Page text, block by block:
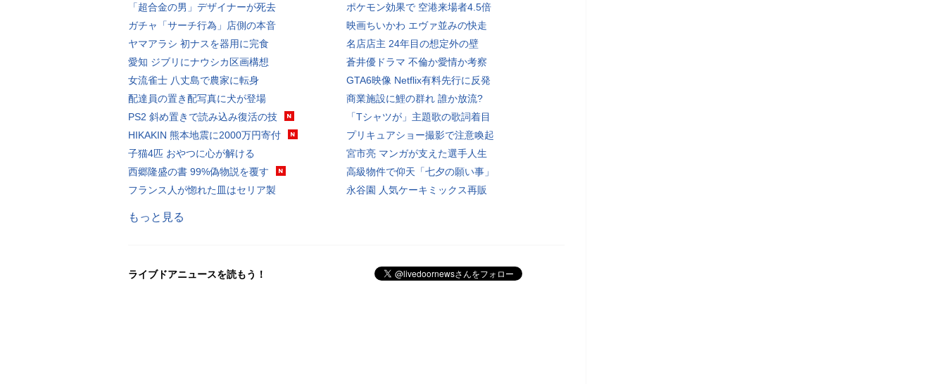
「超合金の男」デザイナーが死去
ガチャ「サーチ行為」店側の本音
ヤマアラシ 初ナスを器用に完食
愛知 ジブリにナウシカ区画構想
女流雀士 八丈島で農家に転身
配達員の置き配写真に犬が登場
PS2 斜め置きで読み込み復活の技
HIKAKIN 熊本地震に2000万円寄付
子猫4匹 おやつに心が解ける
西郷隆盛の書 99%偽物説を覆す
フランス人が惚れた皿はセリア製
ポケモン効果で 空港来場者4.5倍
映画ちいかわ エヴァ並みの快走
名店店主 24年目の想定外の壁
蒼井優ドラマ 不倫か愛情か考察
GTA6映像 Netflix有料先行に反発
商業施設に鯉の群れ 誰か放流?
「Tシャツが」主題歌の歌詞着目
プリキュアショー撮影で注意喚起
宮市亮 マンガが支えた選手人生
高級物件で仰天「七夕の願い事」
永谷園 人気ケーキミックス再販
もっと見る
ライブドアニュースを読もう！